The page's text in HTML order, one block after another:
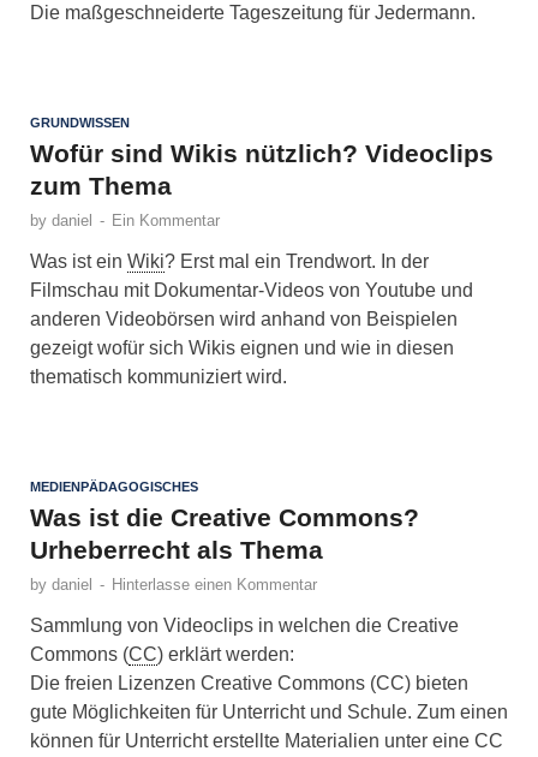
Die maßgeschneiderte Tageszeitung für Jedermann.
GRUNDWISSEN
Wofür sind Wikis nützlich? Videoclips
zum Thema
by daniel - Ein Kommentar
Was ist ein Wiki? Erst mal ein Trendwort. In der
Filmschau mit Dokumentar-Videos von Youtube und
anderen Videobörsen wird anhand von Beispielen
gezeigt wofür sich Wikis eignen und wie in diesen
thematisch kommuniziert wird.
MEDIENPÄDAGOGISCHES
Was ist die Creative Commons?
Urheberrecht als Thema
by daniel - Hinterlasse einen Kommentar
Sammlung von Videoclips in welchen die Creative
Commons (CC) erklärt werden:
Die freien Lizenzen Creative Commons (CC) bieten
gute Möglichkeiten für Unterricht und Schule. Zum einen
können für Unterricht erstellte Materialien unter eine CC